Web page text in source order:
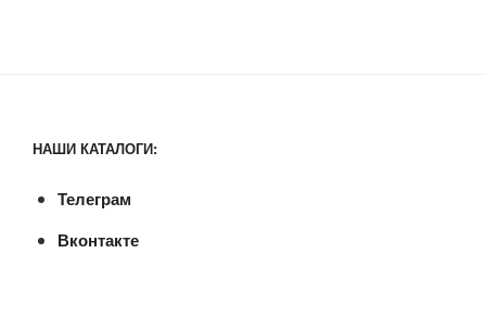
НАШИ КАТАЛОГИ:
Телеграм
Вконтакте